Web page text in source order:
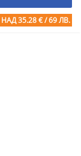
НАД 35.28 € / 69 ЛВ.